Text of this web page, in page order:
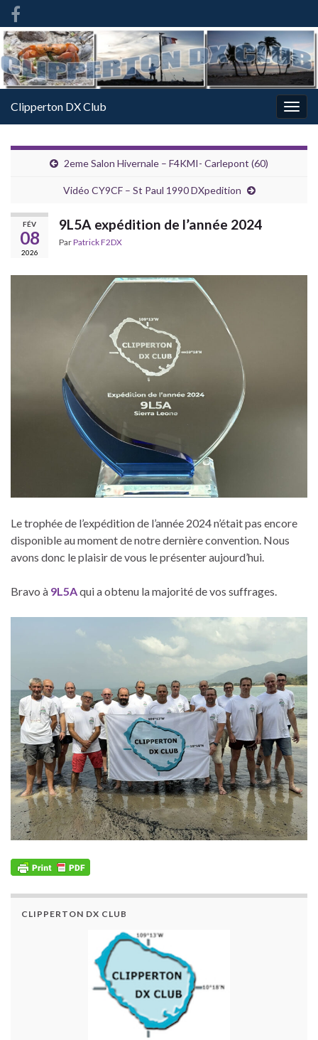
Clipperton DX Club
2eme Salon Hivernale – F4KMI- Carlepont (60)
Vidéo CY9CF – St Paul 1990 DXpedition
FÉV
08
2026
9L5A expédition de l’année 2024
ParPatrick F2DX
Le trophée de l’expédition de l’année 2024 n’était pas encore
disponible au moment de notre dernière convention. Nous
avons donc le plaisir de vous le présenter aujourd’hui.
Bravo à 9L5Aqui a obtenu la majorité de vos suffrages.
CLIPPERTON DX CLUB